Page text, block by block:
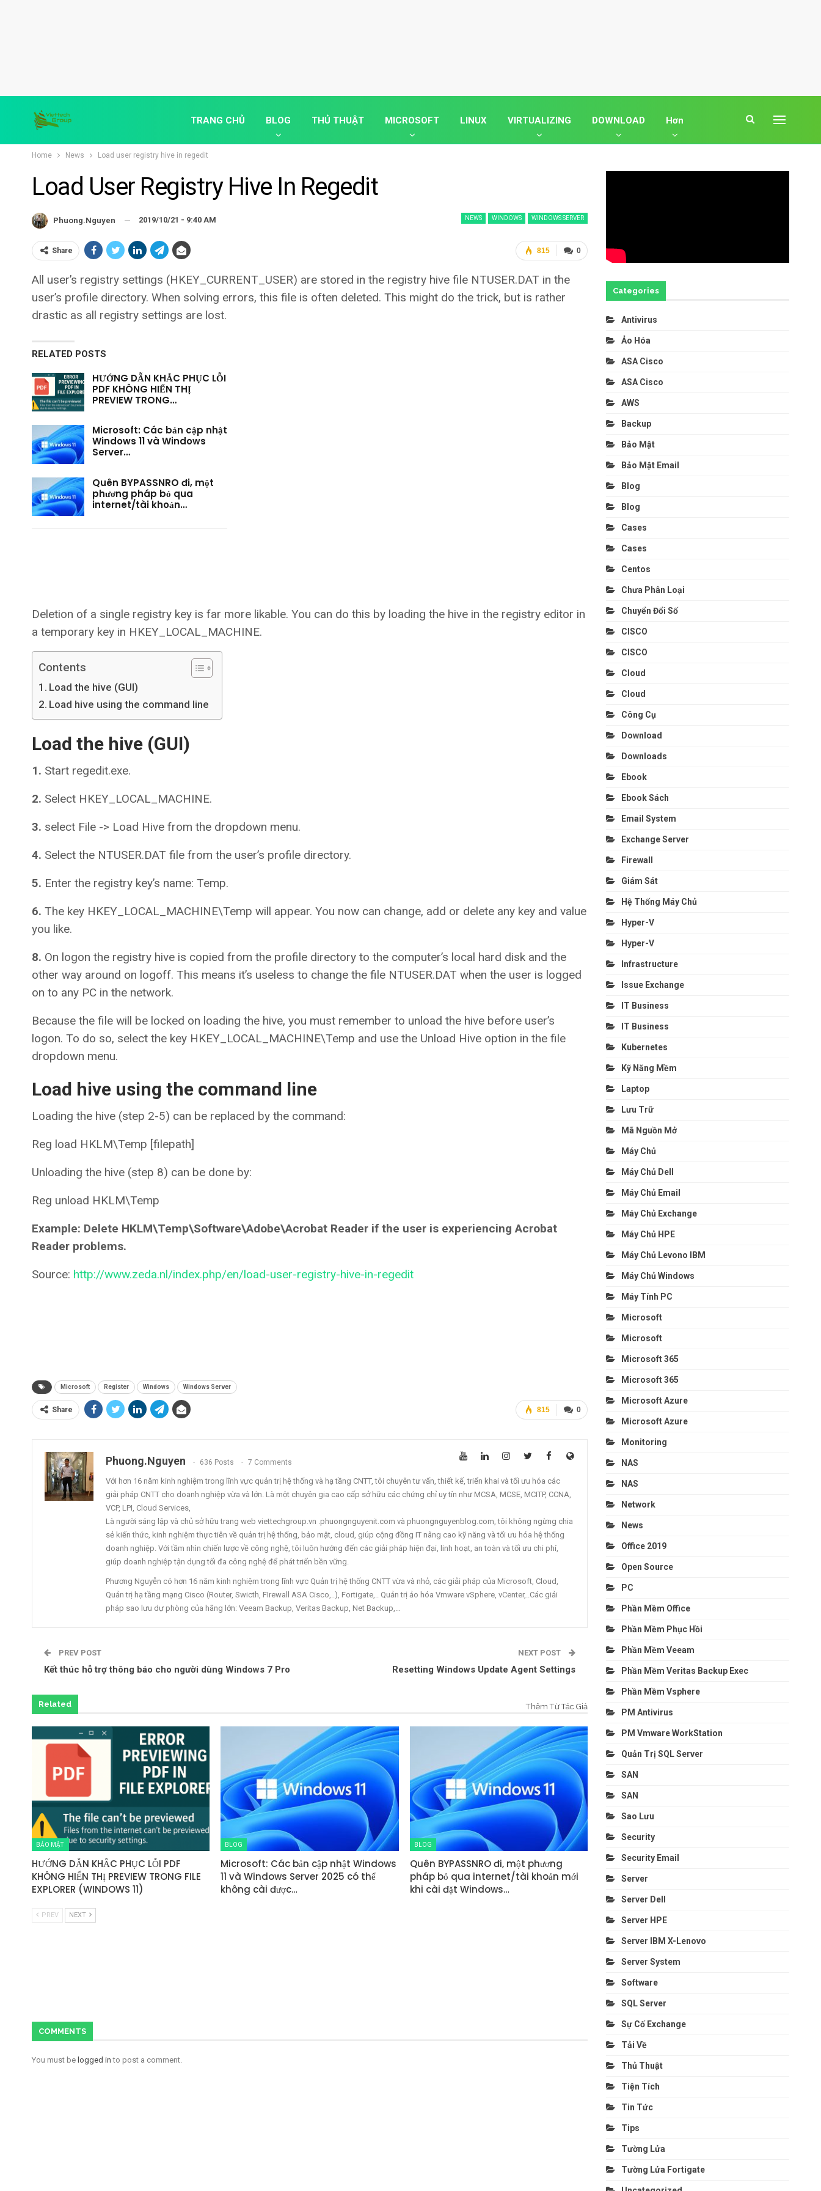
TRANG CHỦ BLOG THỦ THUẬT MICROSOFT LINUX VIRTUALIZING DOWNLOAD Hơn
Home News Load user registry hive in regedit
Load User Registry Hive In Regedit
NEWS WINDOWS WINDOWS SERVER
Phuong.nguyen 2019/10/21 - 9:40 AM
0
815
Share
All user’s registry settings (HKEY_CURRENT_USER) are stored in the registry hive file NTUSER.DAT in the
user’s profile directory. When solving errors, this file is often deleted. This might do the trick, but is rather
drastic as all registry settings are lost.
RELATED POSTS
HƯỚNG DẪN KHẮC PHỤC LỖI
PDF KHÔNG HIỂN THỊ
PREVIEW TRONG…
Microsoft: Các bản cập nhật
Windows 11 và Windows
Server…
Quên BYPASSNRO đi, một
phương pháp bỏ qua
internet/tài khoản…
Deletion of a single registry key is far more likable. You can do this by loading the hive in the registry editor in
a temporary key in HKEY_LOCAL_MACHINE.
Contents
Load the hive (GUI)
Load hive using the command line
Load the hive (GUI)
1. Start regedit.exe.
2. Select HKEY_LOCAL_MACHINE.
3. select File -> Load Hive from the dropdown menu.
4. Select the NTUSER.DAT file from the user’s profile directory.
5. Enter the registry key’s name: Temp.
6. The key HKEY_LOCAL_MACHINE\Temp will appear. You now can change, add or delete any key and value
you like.
8. On logon the registry hive is copied from the profile directory to the computer’s local hard disk and the
other way around on logoff. This means it’s useless to change the file NTUSER.DAT when the user is logged
on to any PC in the network.
Because the file will be locked on loading the hive, you must remember to unload the hive before user’s
logon. To do so, select the key HKEY_LOCAL_MACHINE\Temp and use the Unload Hive option in the file
dropdown menu.
Load hive using the command line
Loading the hive (step 2-5) can be replaced by the command:
Reg load HKLM\Temp [filepath]
Unloading the hive (step 8) can be done by:
Reg unload HKLM\Temp
Example: Delete HKLM\Temp\Software\Adobe\Acrobat Reader if the user is experiencing Acrobat
Reader problems.
Source: http://www.zeda.nl/index.php/en/load-user-registry-hive-in-regedit
Microsoft Register Windows Windows Server
0
815
Share
Phuong.nguyen 636 Posts 7 Comments
Với hơn 16 năm kinh nghiệm trong lĩnh vực quản trị hệ thống và hạ tầng CNTT, tôi chuyên tư vấn, thiết kế, triển khai và tối ưu hóa các
giải pháp CNTT cho doanh nghiệp vừa và lớn. Là một chuyên gia cao cấp sở hữu các chứng chỉ uy tín như MCSA, MCSE, MCITP, CCNA,
VCP, LPI, Cloud Services,
Là người sáng lập và chủ sở hữu trang web viettechgroup.vn .phuongnguyenit.com và phuongnguyenblog.com, tôi không ngừng chia
sẻ kiến thức, kinh nghiệm thực tiễn về quản trị hệ thống, bảo mật, cloud, giúp cộng đồng IT nâng cao kỹ năng và tối ưu hóa hệ thống
doanh nghiệp. Với tầm nhìn chiến lược về công nghệ, tôi luôn hướng đến các giải pháp hiện đại, linh hoạt, an toàn và tối ưu chi phí,
giúp doanh nghiệp tận dụng tối đa công nghệ để phát triển bền vững.
Phương Nguyễn có hơn 16 năm kinh nghiệm trong lĩnh vực Quản trị hệ thống CNTT vừa và nhỏ, các giải pháp của Microsoft, Cloud,
Quản trị hạ tầng mạng Cisco (Router, Swicth, FIrewall ASA Cisco,..), Fortigate,.. Quản trị ảo hóa Vmware vSphere, vCenter,..Các giải
pháp sao lưu dự phòng của hãng lớn: Veeam Backup, Veritas Backup, Net Backup,…
PREV POST
Kết thúc hỗ trợ thông báo cho người dùng Windows 7 Pro
NEXT POST
Resetting Windows Update Agent Settings
Related Thêm Từ Tác Giả
BẢO MẬT
HƯỚNG DẪN KHẮC PHỤC LỖI PDF
KHÔNG HIỂN THỊ PREVIEW TRONG FILE
EXPLORER (WINDOWS 11)
BLOG
Microsoft: Các bản cập nhật Windows
11 và Windows Server 2025 có thể
không cài được…
BLOG
Quên BYPASSNRO đi, một phương
pháp bỏ qua internet/tài khoản mới
khi cài đặt Windows…
PREV NEXT
COMMENTS
You must be logged in to post a comment.
Categories
Antivirus
Ảo Hóa
ASA Cisco
ASA Cisco
AWS
Backup
Bảo Mật
Bảo Mật Email
Blog
Blog
Cases
Cases
Centos
Chưa Phân Loại
Chuyển Đổi Số
CISCO
CISCO
Cloud
Cloud
Công Cụ
Download
Downloads
Ebook
Ebook Sách
Email System
Exchange Server
Firewall
Giám Sát
Hệ Thống Máy Chủ
Hyper-V
Hyper-V
Infrastructure
Issue Exchange
IT Business
IT Business
Kubernetes
Kỹ Năng Mềm
Laptop
Lưu Trữ
Mã Nguồn Mở
Máy Chủ
Máy Chủ Dell
Máy Chủ Email
Máy Chủ Exchange
Máy Chủ HPE
Máy Chủ Levono IBM
Máy Chủ Windows
Máy Tính PC
Microsoft
Microsoft
Microsoft 365
Microsoft 365
Microsoft Azure
Microsoft Azure
Monitoring
NAS
NAS
Network
News
Office 2019
Open Source
PC
Phần Mềm Office
Phần Mềm Phục Hồi
Phần Mềm Veeam
Phần Mềm Veritas Backup Exec
Phần Mềm Vsphere
PM Antivirus
PM Vmware WorkStation
Quản Trị SQL Server
SAN
SAN
Sao Lưu
Security
Security Email
Server
Server Dell
Server HPE
Server IBM X-Lenovo
Server System
Software
SQL Server
Sự Cố Exchange
Tải Về
Thủ Thuật
Tiện Tích
Tin Tức
Tips
Tường Lửa
Tường Lửa Fortigate